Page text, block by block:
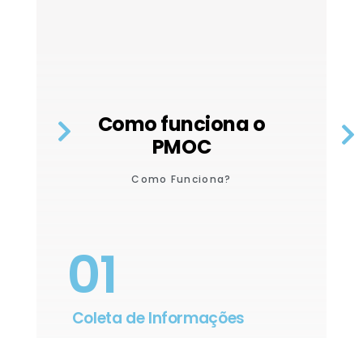
Como funciona o
PMOC
Como Funciona?
01
Coleta de Informações